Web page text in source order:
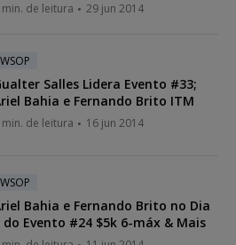
de leitura 29 jun 2014
WSOP
Salles Lidera Evento #33;
Bahia e Fernando Brito ITM
min. de leitura 16 jun 2014
WSOP
Bahia e Fernando Brito no Dia
do Evento #24 $5k 6-máx & Mais